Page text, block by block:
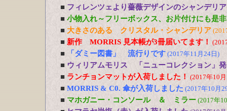
■ フィレンツェより薔薇デザインのシャンデリア
■ 小物入れ～フリーボックス、お片付けにも是
■ 大きさのある クリスタル・シャンデリア
■ 新作 MORRIS 見本帳が3冊届いてます！
■ 「ダミー図書」 流行りです (2017年11月24日)
■ ウィリアムモリス 「ニューコレクション」
■ ランチョンマットが入荷しました！ (2017年10
■ MORRIS & C0. 傘が入荷しました (2017年10月
■ マホガニー・コンソール ＆ ミラー (2017年